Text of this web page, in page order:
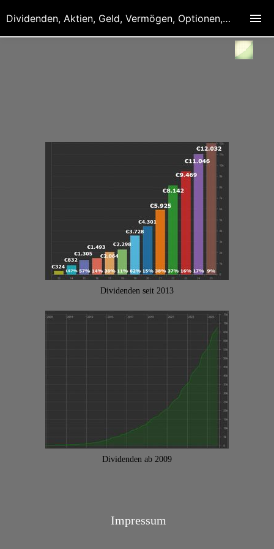
Dividenden seit 2013
Dividenden ab 2009
Impressum
Dividenden, Aktien, Geld, Vermögen, Optionen, Derivate